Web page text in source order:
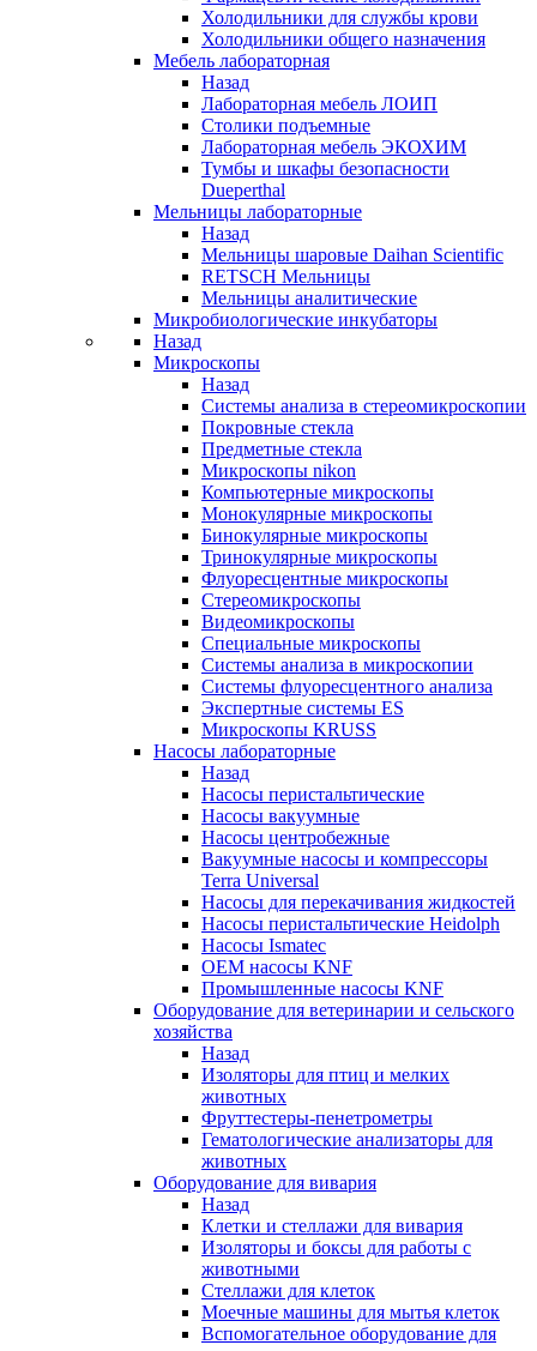
Холодильники для службы крови
Холодильники общего назначения
Мебель лабораторная
Назад
Лабораторная мебель ЛОИП
Столики подъемные
Лабораторная мебель ЭКОХИМ
Тумбы и шкафы безопасности
Dueperthal
Мельницы лабораторные
Назад
Мельницы шаровые Daihan Scientific
RETSCH Мельницы
Мельницы аналитические
Микробиологические инкубаторы
Назад
Микроскопы
Назад
Системы анализа в стереомикроскопии
Покровные стекла
Предметные стекла
Микроскопы nikon
Компьютерные микроскопы
Монокулярные микроскопы
Бинокулярные микроскопы
Тринокулярные микроскопы
Флуоресцентные микроскопы
Стереомикроскопы
Видеомикроскопы
Специальные микроскопы
Системы анализа в микроскопии
Системы флуоресцентного анализа
Экспертные системы ES
Микроскопы KRUSS
Насосы лабораторные
Назад
Насосы перистальтические
Насосы вакуумные
Насосы центробежные
Вакуумные насосы и компрессоры
Terra Universal
Насосы для перекачивания жидкостей
Насосы перистальтические Heidolph
Насосы Ismatec
OEM насосы KNF
Промышленные насосы KNF
Оборудование для ветеринарии и сельского
хозяйства
Назад
Изоляторы для птиц и мелких
животных
Фруттестеры-пенетрометры
Гематологические анализаторы для
животных
Оборудование для вивария
Назад
Клетки и стеллажи для вивария
Изоляторы и боксы для работы с
животными
Стеллажи для клеток
Моечные машины для мытья клеток
Вспомогательное оборудование для